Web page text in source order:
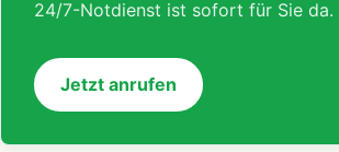
24/7-Notdienst ist sofort für Sie da.
Jetzt anrufen